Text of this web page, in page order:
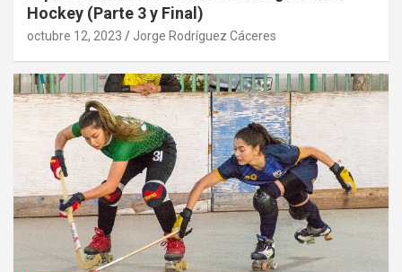
Hockey (Parte 3 y Final)
octubre 12, 2023 Jorge Rodríguez Cáceres